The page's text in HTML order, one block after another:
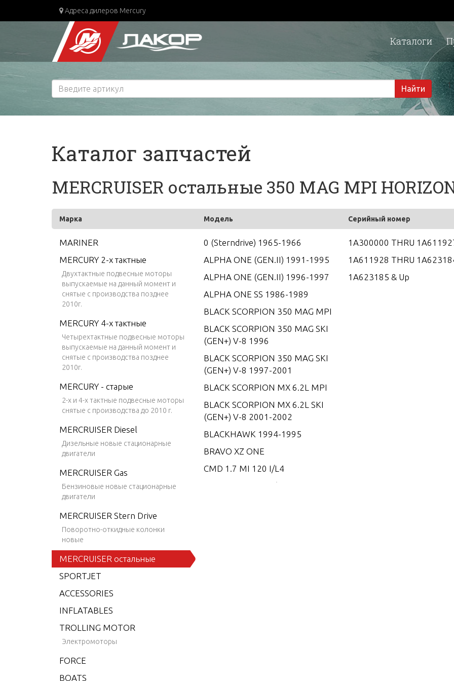
Адреса дилеров Mercury
Каталоги
Найти 1
Каталог запчастей
MERCRUISER остальные 350 MAG MPI
Марка Модель Серийный номер
MARINER
MERCURY 2-х тактные
Двухтактные подвесные моторы
выпускаемые на данный момент и
снятые с производства позднее
2010г.
MERCURY 4-х тактные
Четырехтактные подвесные моторы
выпускаемые на данный момент и
снятые с производства позднее
2010г.
MERCURY - старые
2-х и 4-х тактные подвесные моторы
снятые с производства до 2010 г.
MERCRUISER Diesel
Дизельные новые стационарные
двигатели
MERCRUISER Gas
Бензиновые новые стационарные
двигатели
MERCRUISER Stern Drive
Поворотно-откидные колонки
новые
MERCRUISER остальные
SPORTJET
ACCESSORIES
INFLATABLES
TROLLING MOTOR
Электромоторы
FORCE
BOATS
0 (Sterndrive) 1965-1966
ALPHA ONE (GEN.II) 1991-1995
ALPHA ONE (GEN.II) 1996-1997
ALPHA ONE SS 1986-1989
BLACK SCORPION 350 MAG MPI
BLACK SCORPION 350 MAG SKI
(GEN+) V-8 1996
BLACK SCORPION 350 MAG SKI
(GEN+) V-8 1997-2001
BLACK SCORPION MX 6.2L MPI
BLACK SCORPION MX 6.2L SKI
(GEN+) V-8 2001-2002
BLACKHAWK 1994-1995
BRAVO XZ ONE
CMD 1.7 MI 120 I/L4
CMD 1.7 MS 120 I/L4
1A300000 THRU
1A611928 THRU
1A623185 & Up